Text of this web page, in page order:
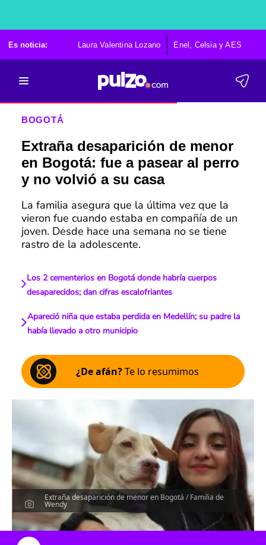
Es noticia: Laura Valentina Lozano Enel, Celsia y AES
BOGOTÁ
Extraña desaparición de menor
en Bogotá: fue a pasear al perro
y no volvió a su casa
La familia asegura que la última vez que la
vieron fue cuando estaba en compañía de un
joven. Desde hace una semana no se tiene
rastro de la adolescente.
Los 2 cementerios en Bogotá donde habría cuerpos
desaparecidos; dan cifras escalofriantes
Apareció niña que estaba perdida en Medellín; su padre la
había llevado a otro municipio
¿De afán?Te lo resumimos
Extraña desaparición de menor en Bogotá / Familia de
Wendy
Escucha el artículo